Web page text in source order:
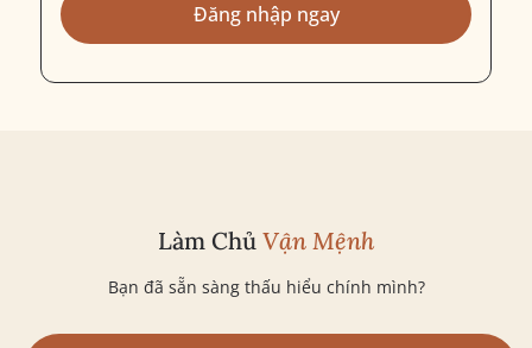
Đăng nhập ngay
Làm Chủ Vận Mệnh
Bạn đã sẵn sàng thấu hiểu chính mình?